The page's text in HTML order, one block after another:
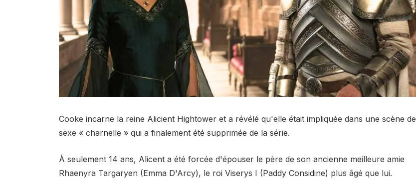
Cooke incarne la reine Alicient Hightower et a révélé qu'elle était impliquée dans une scène de
sexe « charnelle » qui a finalement été supprimée de la série.
À seulement 14 ans, Alicent a été forcée d'épouser le père de son ancienne meilleure amie
Rhaenyra Targaryen (Emma D'Arcy), le roi Viserys I (Paddy Considine) plus âgé que lui.